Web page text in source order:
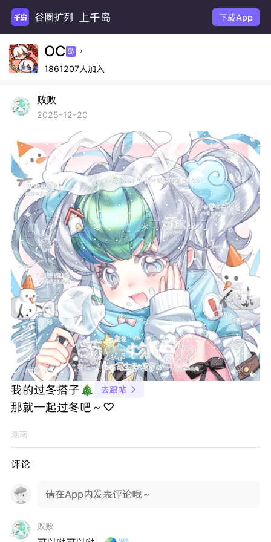
谷圈扩列 上千岛 下载App
OC 岛 
1861207人加入
败败
2025-12-20
我的过冬搭子🎄 去跟帖 
那就一起过冬吧～♡
湖南
评论
请在App内发表评论哦～
败败